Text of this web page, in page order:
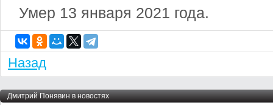
Умер 13 января 2021 года.
Назад
Дмитрий Понявин в новостях